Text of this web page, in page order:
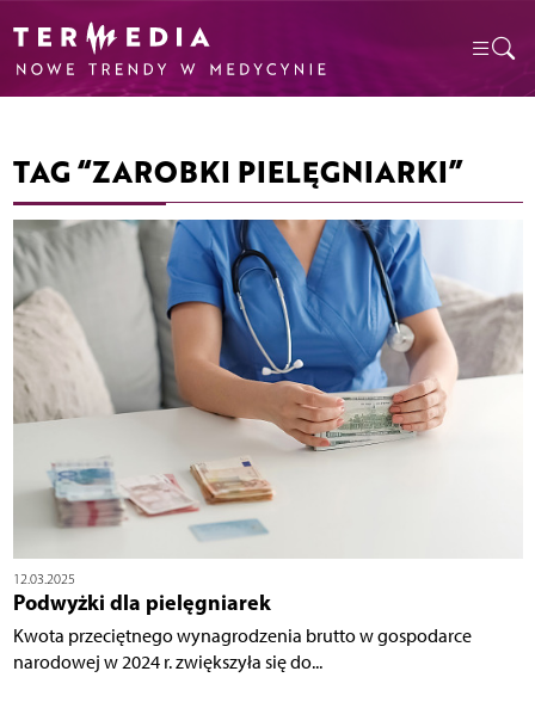
TAG “ZAROBKI PIELĘGNIARKI”
12.03.2025
Podwyżki dla pielęgniarek
Kwota przeciętnego wynagrodzenia brutto w gospodarce
narodowej w 2024 r. zwiększyła się do...